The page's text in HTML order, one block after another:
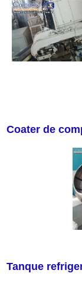
Coater de
Tanque